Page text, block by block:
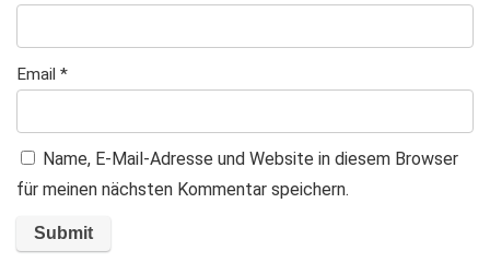
Email *
Name, E-Mail-Adresse und Website in diesem Browser
für meinen nächsten Kommentar speichern.